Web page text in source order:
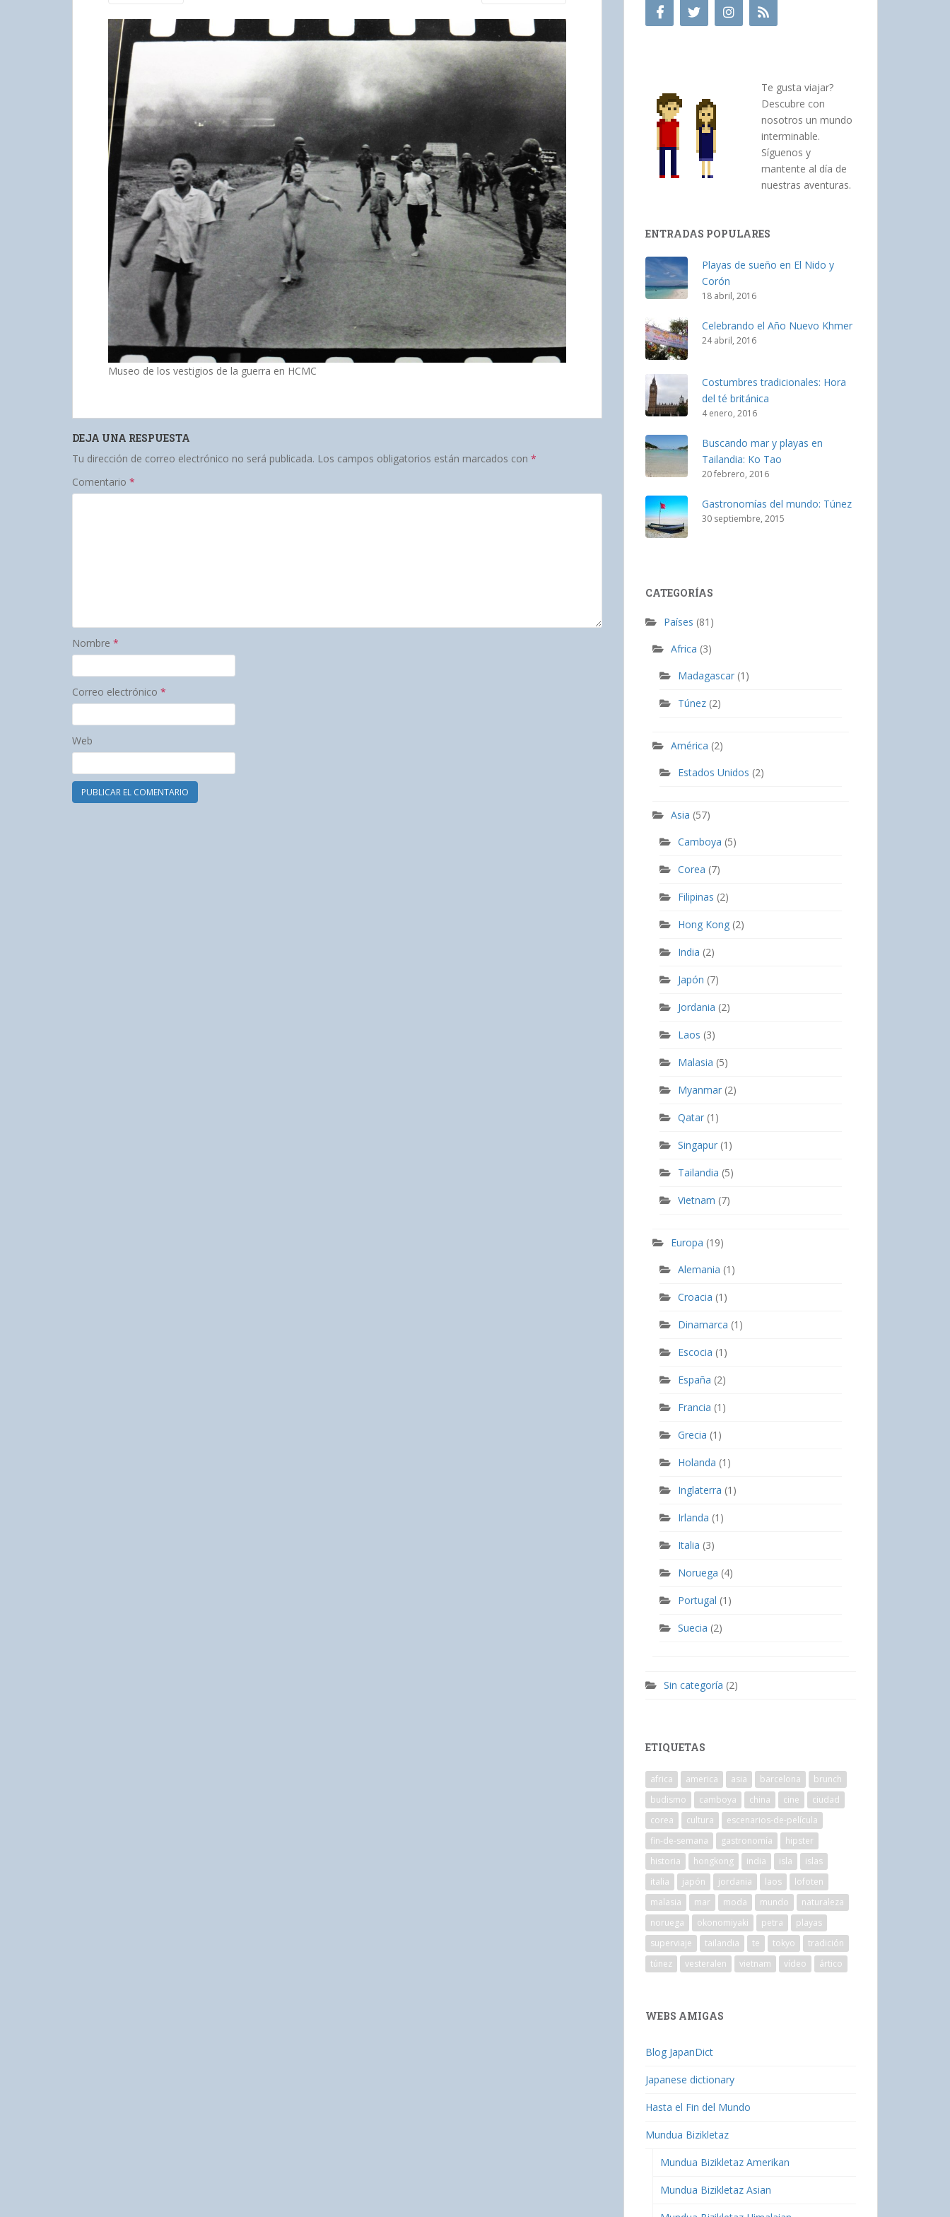
Museo de los vestigios de la guerra en HCMC
DEJA UNA RESPUESTA
Tu dirección de correo electrónico no será publicada. Los campos obligatorios están marcados con *
Comentario *
Nombre *
Correo electrónico *
Web
Te gusta viajar?
Descubre con
nosotros un mundo
interminable.
Síguenos y
mantente al día de
nuestras aventuras.
ENTRADAS POPULARES
Playas de sueño en El Nido y
Corón
18 abril, 2016
Celebrando el Año Nuevo Khmer
24 abril, 2016
Costumbres tradicionales: Hora
del té británica
4 enero, 2016
Buscando mar y playas en
Tailandia: Ko Tao
20 febrero, 2016
Gastronomías del mundo: Túnez
30 septiembre, 2015
CATEGORÍAS
Países (81)
Africa (3)
Madagascar (1)
Túnez (2)
América (2)
Estados Unidos (2)
Asia (57)
Camboya (5)
Corea (7)
Filipinas (2)
Hong Kong (2)
India (2)
Japón (7)
Jordania (2)
Laos (3)
Malasia (5)
Myanmar (2)
Qatar (1)
Singapur (1)
Tailandia (5)
Vietnam (7)
Europa (19)
Alemania (1)
Croacia (1)
Dinamarca (1)
Escocia (1)
España (2)
Francia (1)
Grecia (1)
Holanda (1)
Inglaterra (1)
Irlanda (1)
Italia (3)
Noruega (4)
Portugal (1)
Suecia (2)
Sin categoría (2)
ETIQUETAS
africa america asia barcelona
brunch
budismo
camboya china cine
ciudad
corea
cultura
escenarios-de-película
fin-de-semana
gastronomía
hipster
historia
hongkong india isla
islas
italia
japón jordania laos
lofoten
malasia
mar moda mundo
naturaleza
noruega
okonomiyaki petra
playas
superviaje
tailandia te tokyo
tradición
túnez
vesteralen vietnam vídeo ártico
WEBS AMIGAS
Blog JapanDict
Japanese dictionary
Hasta el Fin del Mundo
Mundua Bizikletaz
Mundua Bizikletaz Amerikan
Mundua Bizikletaz Asian